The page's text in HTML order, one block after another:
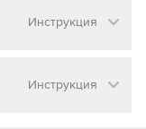
матча
Инструкция
матча
Инструкция